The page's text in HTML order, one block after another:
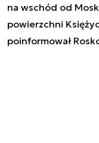
na wschód od
powierzchni
poinformował